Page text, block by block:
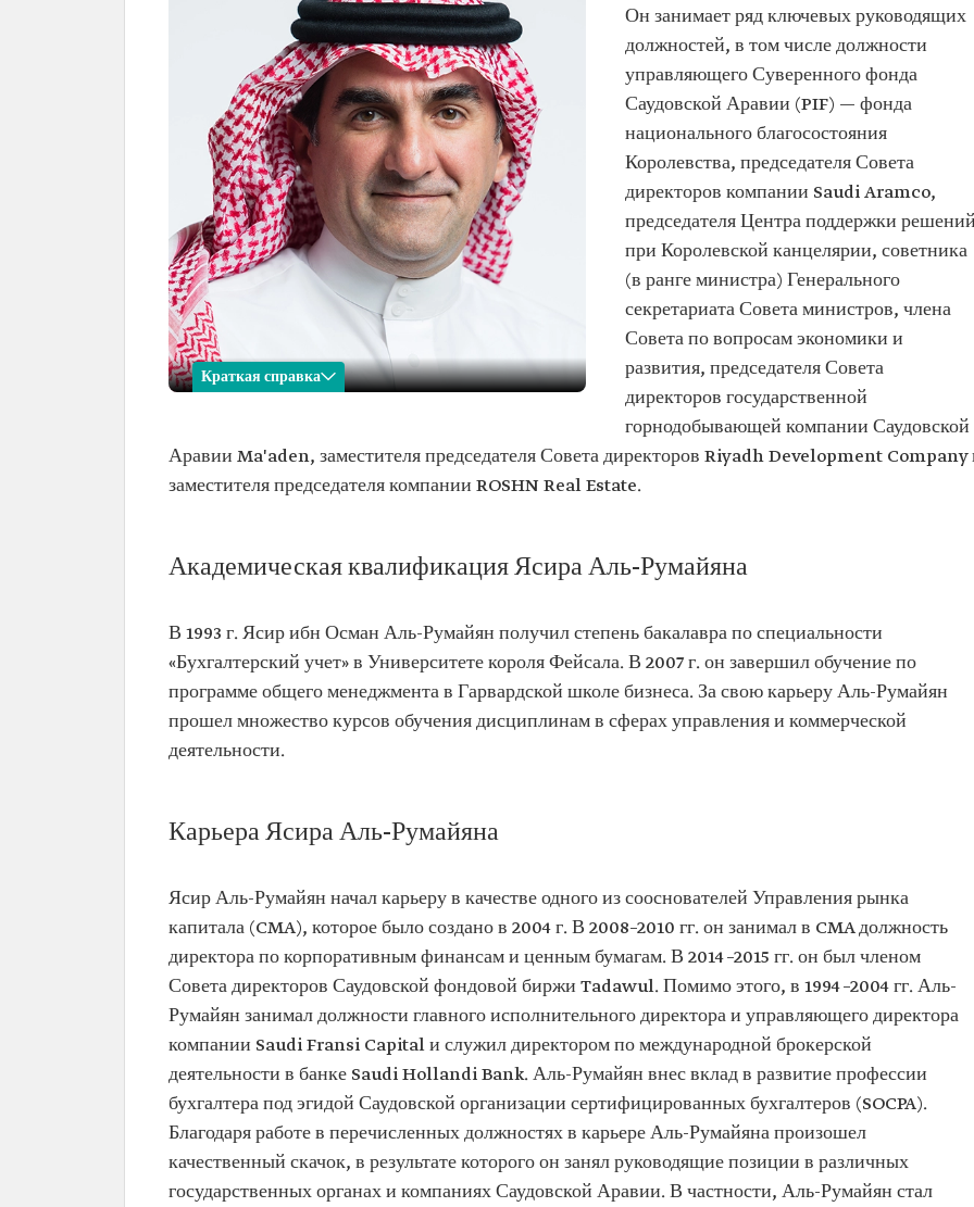
Краткая справка
Имя
Ясир ибн Осман Аль-Румайян
Управляющий Суверенного фонда
Саудовской Аравии (PIF)
Центра поддержки решений при
Королевской канцелярии
Советник (в ранге министра)
Генерального секретариата Совета
министров
Обучение по программе общего
менеджмента, Гарвардская школа
Участие в
различных
организаций
вопросам экономики и развития
Член Совета директоров Саудовского
фонда промышленного развития
(SIDF)
Член Совета директоров Uber
Technologies
Член Совета директоров SoftBank
Group
Член Совета директоров Arm Limited
Достижения
Королевства
Продвижение позиции Суверенного
Он занимает ряд ключевых руководящих
должностей, в том числе должности
управляющего Суверенного фонда
Саудовской Аравии (PIF) — фонда
национального благосостояния
Королевства, председателя Совета
директоров компании Saudi Aramco,
председателя Центра поддержки
при Королевской канцелярии, советника
(в ранге министра) Генерального
секретариата Совета министров, члена
Совета по вопросам экономики и
развития, председателя Совета
директоров государственной
горнодобывающей компании Саудовской
Аравии Ma'aden, заместителя председателя Совета директоров Riyadh Development Company
заместителя председателя компании ROSHN Real Estate.
Академическая квалификация Ясира Аль-Румайяна
В 1993 г. Ясир ибн Осман Аль-Румайян получил степень бакалавра по специальности
«Бухгалтерский учет» в Университете короля Фейсала. В 2007 г. он завершил обучение по
программе общего менеджмента в Гарвардской школе бизнеса. За свою карьеру Аль-Румайян
прошел множество курсов обучения дисциплинам в сферах управления и коммерческой
деятельности.
Карьера Ясира Аль-Румайяна
Ясир Аль-Румайян начал карьеру в качестве одного из сооснователей Управления рынка
капитала (CMA), которое было создано в 2004 г. В 2008–2010 гг. он занимал в CMA должность
директора по корпоративным финансам и ценным бумагам. В 2014–2015 гг. он был членом
Совета директоров Саудовской фондовой биржи Tadawul. Помимо этого, в 1994–2004 гг. Аль-
Румайян занимал должности главного исполнительного директора и управляющего директора
компании Saudi Fransi Capital и служил директором по международной брокерской
деятельности в банке Saudi Hollandi Bank. Аль-Румайян внес вклад в развитие профессии
бухгалтера под эгидой Саудовской организации сертифицированных бухгалтеров (SOCPA).
Благодаря работе в перечисленных должностях в карьере Аль-Румайяна произошел
качественный скачок, в результате которого он занял руководящие позиции в различных
государственных органах и компаниях Саудовской Аравии. В частности, Аль-Румайян стал